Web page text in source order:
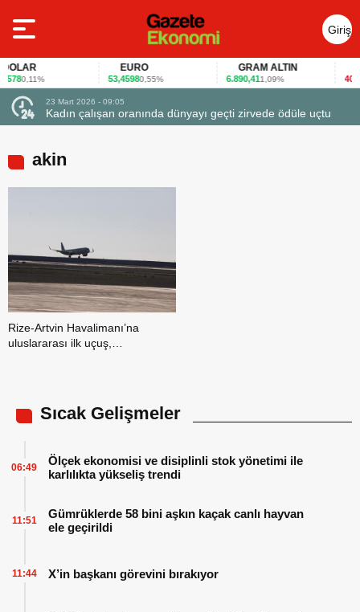
Giriş
Yap
0,11%
EURO
53,45980,55%
GRAM ALTIN
6.890,411,09% 40,65
23 Mart 2026 - 09:05
Kadın çalışan oranında dünyayı geçti zirvede ödüle uçtu
akin
Rize-Artvin Havalimanı’na
uluslararası ilk uçuş,
Sıcak Gelişmeler
Ölçek ekonomisi ve disiplinli stok yönetimi ile
karlılıkta yükseliş trendi
06:49
Gümrüklerde 58 bini aşkın kaçak canlı hayvan
ele geçirildi
11:51
X’in başkanı görevini bırakıyor
11:44